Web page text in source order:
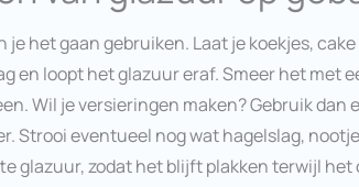
je het gaan gebruiken. Laat je koekjes,
en loopt het glazuur eraf. Smeer het met
Wil je versieringen maken? Gebruik dan
Strooi eventueel nog wat hagelslag,
glazuur, zodat het blijft plakken terwijl het